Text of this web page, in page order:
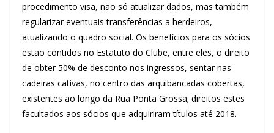
procedimento visa, não só atualizar dados, mas também
regularizar eventuais transferências a herdeiros,
atualizando o quadro social. Os benefícios para os sócios
estão contidos no Estatuto do Clube, entre eles, o direito
de obter 50% de desconto nos ingressos, sentar nas
cadeiras cativas, no centro das arquibancadas cobertas,
existentes ao longo da Rua Ponta Grossa; direitos estes
facultados aos sócios que adquiriram títulos até 2018.